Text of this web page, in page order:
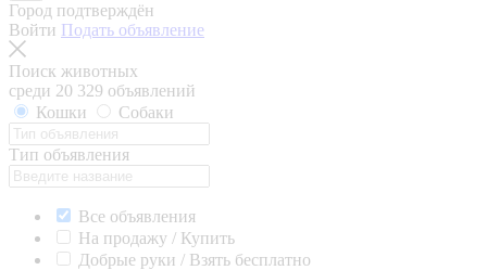
Город подтверждён
Войти Подать объявление
Поиск животных
среди 20 329 объявлений
Кошки
Собаки
Тип объявления
Все объявления
На продажу / Купить
Добрые руки / Взять бесплатно